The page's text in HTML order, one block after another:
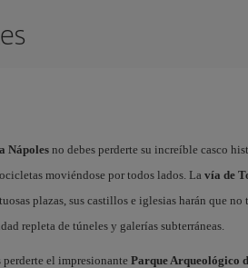
Nápolesno debes perderte su increíble casco
moviéndose por todos lados. La vía de
plazas, sus castillos e iglesias harán que no
repleta de túneles y galerías subterráneas.
perderte el impresionante Parque Arqueológico